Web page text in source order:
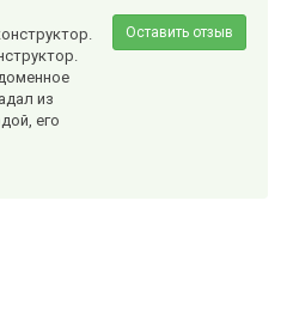
из
его
Оставить отзыв